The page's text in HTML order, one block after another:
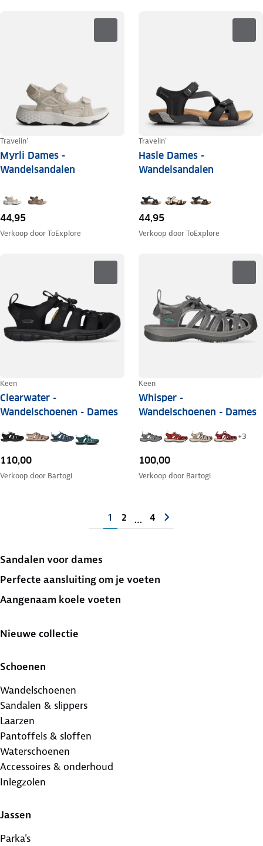
Travelin'
Myrli Dames -
Wandelsandalen
44,95
Verkoop doorToExplore
Travelin'
Hasle Dames -
Wandelsandalen
44,95
Verkoop doorToExplore
Keen
Clearwater -
Wandelschoenen - Dames
110,00
Verkoop door Bartogi
Keen
Whisper -
Wandelschoenen - Dames
+3
100,00
Verkoop door Bartogi
1 2 … 4
Sandalen voor dames
Perfecte aansluiting om je voeten
Aangenaam koele voeten
Nieuwe collectie
Schoenen
Wandelschoenen
Sandalen & slippers
Laarzen
Pantoffels & sloffen
Waterschoenen
Accessoires & onderhoud
Inlegzolen
Jassen
Parka's